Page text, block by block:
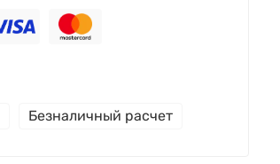
Безналичный расчет